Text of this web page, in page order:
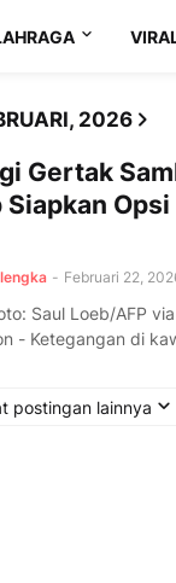
2026
Gertak
Siapkan
- Februari 22,
Saul Loeb/AFP
- Ketegangan di
postingan lainnya